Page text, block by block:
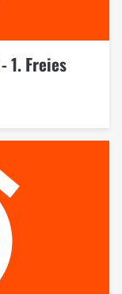
1. Freies